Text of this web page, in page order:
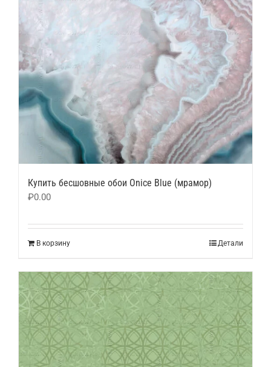
Купить бесшовные обои Onice Blue (мрамор)
₽0.00
В корзину Детали